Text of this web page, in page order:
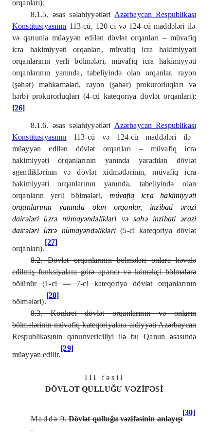
orqanları);
8.1.5. əsas səlahiyyətləri Azərbaycan Respublikası
Konstitusiyasının 113-cü, 120-ci və 124-cü maddələri ilə
və qanunla müəyyən edilən dövlət orqanları – müvafiq
icra hakimiyyəti orqanları, müvafiq icra hakimiyyəti
orqanlarının yerli bölmələri, müvafiq icra hakimiyyəti
orqanlarının yanında, tabeliyində olan orqanlar, rayon
(şəhər) məhkəmələri, rayon (şəhər) prokurorluqları və
hərbi prokurorluqları (4-cü kateqoriya dövlət orqanları);
[26]
8.1.6. əsas səlahiyyətləri Azərbaycan Respublikası
Konstitusiyasının 113-cü və 124-cü maddələri ilə
müəyyən edilən dövlət orqanları – müvafiq icra
hakimiyyəti orqanlarının yanında yaradılan dövlət
agentliklərinin və dövlət xidmətlərinin, müvafiq icra
hakimiyyəti orqanlarının yanında, tabeliyində olan
orqanların yerli bölmələri, müvafiq icra hakimiyyəti
orqanlarının yanında olan orqanlar, inzibati ərazi
dairələri üzrə nümayəndəlikləri və sahə inzibati ərazi
dairələri üzrə nümayəndəlikləri(5-ci kateqoriya dövlət
orqanları).
[27]
8.2. Dövlət orqanlarının bölmələri onlara həvalə
edilmiş funksiyalara görə aparıcı və köməkçi bölmələrə
bölünür (1-ci — 7-ci kateqoriya dövlət orqanlarının
bölmələri).
[28]
8.3. Konkret dövlət orqanlarının və onların
bölmələrinin müvafiq kateqoriyalara aidiyyəti Azərbaycan
Respublikasının qanunvericiliyi ilə bu Qanun əsasında
müəyyən edilir.
[29]
III fəsil
DÖVLƏT QULLUĞU VƏZİFƏSİ
Maddə9.Dövlət qulluğu vəzifəsinin anlayışı
[30]